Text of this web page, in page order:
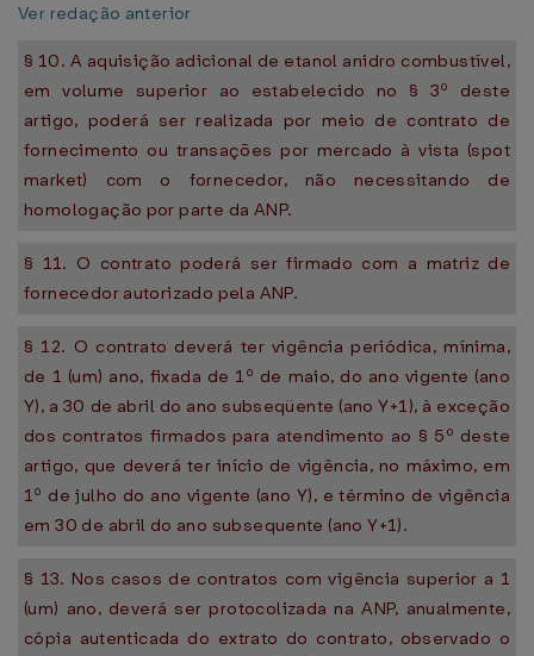
Ver redação anterior
§ 10. A aquisição adicional de etanol anidro combustível,
em volume superior ao estabelecido no § 3º deste
artigo, poderá ser realizada por meio de contrato de
fornecimento ou transações por mercado à vista (spot
market) com o fornecedor, não necessitando de
homologação por parte da ANP.
§ 11. O contrato poderá ser firmado com a matriz de
fornecedor autorizado pela ANP.
§ 12. O contrato deverá ter vigência periódica, mínima,
de 1 (um) ano, fixada de 1º de maio, do ano vigente (ano
Y), a 30 de abril do ano subseqüente (ano Y+1), à exceção
dos contratos firmados para atendimento ao § 5º deste
artigo, que deverá ter início de vigência, no máximo, em
1º de julho do ano vigente (ano Y), e término de vigência
em 30 de abril do ano subsequente (ano Y+1).
§ 13. Nos casos de contratos com vigência superior a 1
(um) ano, deverá ser protocolizada na ANP, anualmente,
cópia autenticada do extrato do contrato, observado o